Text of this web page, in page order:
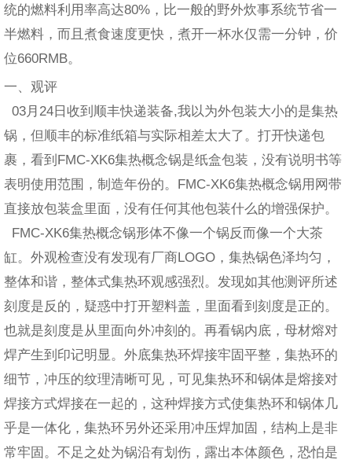
统的燃料利用率高达80%，比一般的野外炊事系统节省一
半燃料，而且煮食速度更快，煮开一杯水仅需一分钟，价
位660RMB。
一、观评
03月24日收到顺丰快递装备,我以为外包装大小的是集热
锅，但顺丰的标准纸箱与实际相差太大了。打开快递包
裹，看到FMC-XK6集热概念锅是纸盒包装，没有说明书等
表明使用范围，制造年份的。FMC-XK6集热概念锅用网带
直接放包装盒里面，没有任何其他包装什么的增强保护。
FMC-XK6集热概念锅形体不像一个锅反而像一个大茶
缸。外观检查没有发现有厂商LOGO，集热锅色泽均匀，
整体和谐，整体式集热环观感强烈。发现如其他测评所述
刻度是反的，疑惑中打开塑料盖，里面看到刻度是正的。
也就是刻度是从里面向外冲刻的。再看锅内底，母材熔对
焊产生到印记明显。外底集热环焊接牢固平整，集热环的
细节，冲压的纹理清晰可见，可见集热环和锅体是熔接对
焊接方式焊接在一起的，这种焊接方式使集热环和锅体几
乎是一体化，集热环另外还采用冲压焊加固，结构上是非
常牢固。不足之处为锅沿有划伤，露出本体颜色，恐怕是